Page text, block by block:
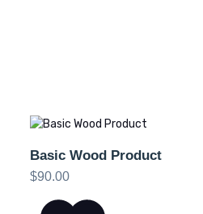
Basic Wood Product
$90.00